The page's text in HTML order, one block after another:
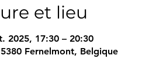
et lieu
2025, 17:30 – 20:30
Fernelmont, Belgique